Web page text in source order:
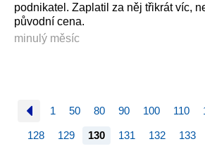
podnikatel. Zaplatil za něj třikrát víc,
původní cena.
minulý měsíc
1 50 80 90 100 110
128 129 130 131 132 133